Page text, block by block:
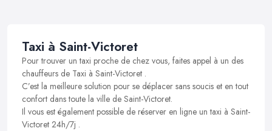
Taxi à Saint-Victoret
Pour trouver un taxi proche de chez vous, faites appel à un des
chauffeurs de Taxi à Saint-Victoret .
C’est la meilleure solution pour se déplacer sans soucis et en tout
confort dans toute la ville de Saint-Victoret.
Il vous est également possible de réserver en ligne un taxi à Saint-
Victoret 24h/7j .